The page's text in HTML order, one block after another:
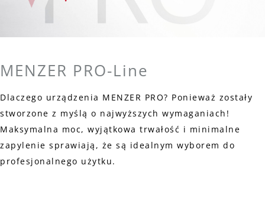
MENZER PRO-Line
Dlaczego urządzenia MENZER PRO? Ponieważ zostały
stworzone z myślą o najwyższych wymaganiach!
Maksymalna moc, wyjątkowa trwałość i minimalne
zapylenie sprawiają, że są idealnym wyborem do
profesjonalnego użytku.